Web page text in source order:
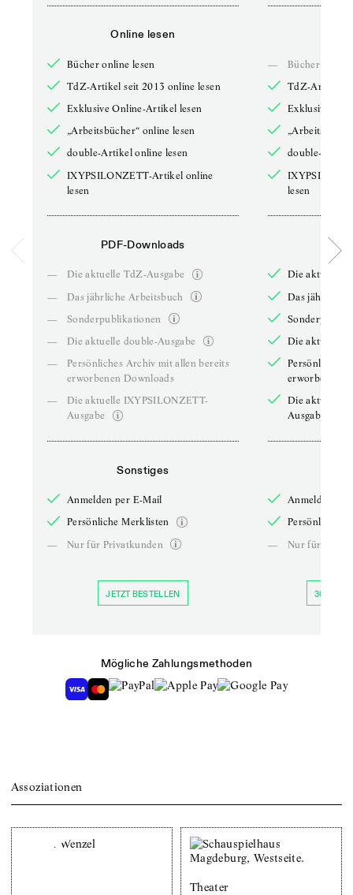
Online lesen
Bücher online lesen
TdZ-Artikel seit 2013 online lesen
Exklusive Online-Artikel lesen
„Arbeitsbücher“ online lesen
double-Artikel online lesen
IXYPSILONZETT-Artikel online
lesen
PDF-Downloads
—
Die aktuelle TdZ-Ausgabe
—
Das jährliche Arbeitsbuch
—
Sonderpublikationen
—
Die aktuelle double-Ausgabe
—
Persönliches Archiv mit allen bereits
erworbenen Downloads
—
Die aktuelle IXYPSILONZETT-
Ausgabe
Sonstiges
Anmelden per E-Mail
Persönliche Merklisten
—
Nur für Privatkunden
JETZT BESTELLEN
—
Bücher online
TdZ-Artikel
Exklusive
double-
lesen
Die aktuelle
Das jährliche
Die aktuelle
Persönliches
erworbenen
Die aktuelle
Ausgabe
Anmelden
Persönliche
—
Nur für
30 TAGE
Mögliche Zahlungsmethoden
Assoziationen
Theater